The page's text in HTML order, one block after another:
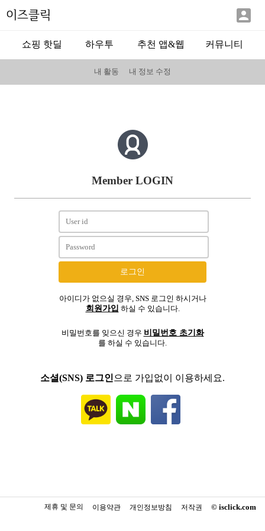
이즈클릭 
쇼핑 핫딜 하우투 추천 앱&웹 커뮤니티
내 활동 내 정보 수정
Member LOGIN
아이디가 없으실 경우, SNS 로그인 하시거나
회원가입 하실 수 있습니다.
비밀번호를 잊으신 경우 비밀번호 초기화
를 하실 수 있습니다.
소셜(SNS) 로그인 으로 가입없이 이용하세요.
© isclick.com
저작권
개인정보방침
이용약관
제휴 및 문의